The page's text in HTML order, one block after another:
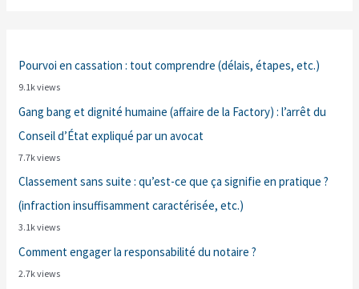
Pourvoi en cassation : tout comprendre (délais, étapes, etc.)
9.1k views
Gang bang et dignité humaine (affaire de la Factory) : l’arrêt du
Conseil d’État expliqué par un avocat
7.7k views
Classement sans suite : qu’est-ce que ça signifie en pratique ?
(infraction insuffisamment caractérisée, etc.)
3.1k views
Comment engager la responsabilité du notaire ?
2.7k views